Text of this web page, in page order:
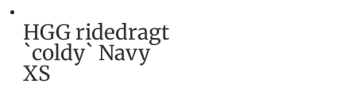
HGG ridedragt
`coldy` Navy
XS